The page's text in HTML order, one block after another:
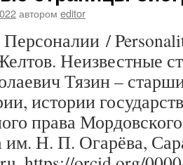
И.
автором editor
/
Неизвестные
Тязин –
истории
права
им. Н. П. Огарёва,